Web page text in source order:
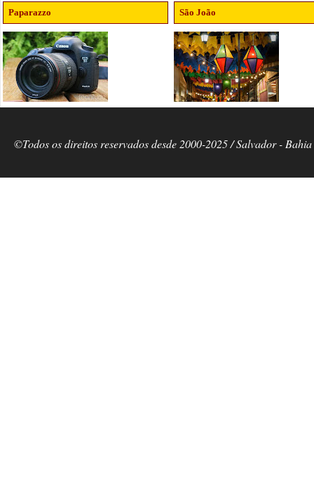
Paparazzo São João
©Todos os direitos reservados desde 2000-2025 / Salvador -